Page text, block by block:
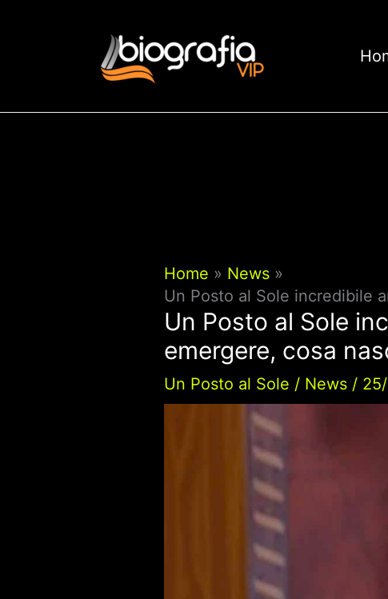
Home
News
Un Posto al Sole incredibile
Un Posto al Sole
emergere, cosa
Un Posto al Sole / News /